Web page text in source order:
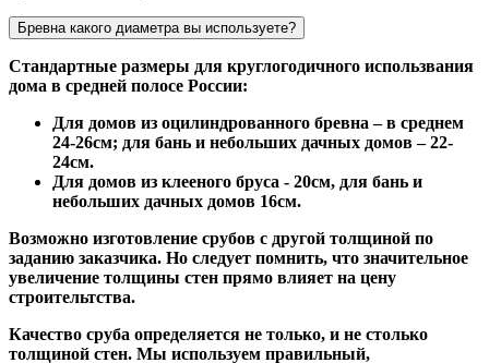
Бревна какого диаметра вы используете?
Стандартные размеры для круглогодичного использвания
дома в средней полосе России:
Для домов из оцилиндрованного бревна – в среднем
24-26см; для бань и небольших дачных домов – 22-
24см.
Для домов из клееного бруса - 20см, для бань и
небольших дачных домов 16см.
Возможно изготовление срубов с другой толщиной по
заданию заказчика. Но следует помнить, что значительное
увеличение толщины стен прямо влияет на цену
строительтства.
Качество сруба определяется не только, и не столько
толщиной стен. Мы используем правильный,